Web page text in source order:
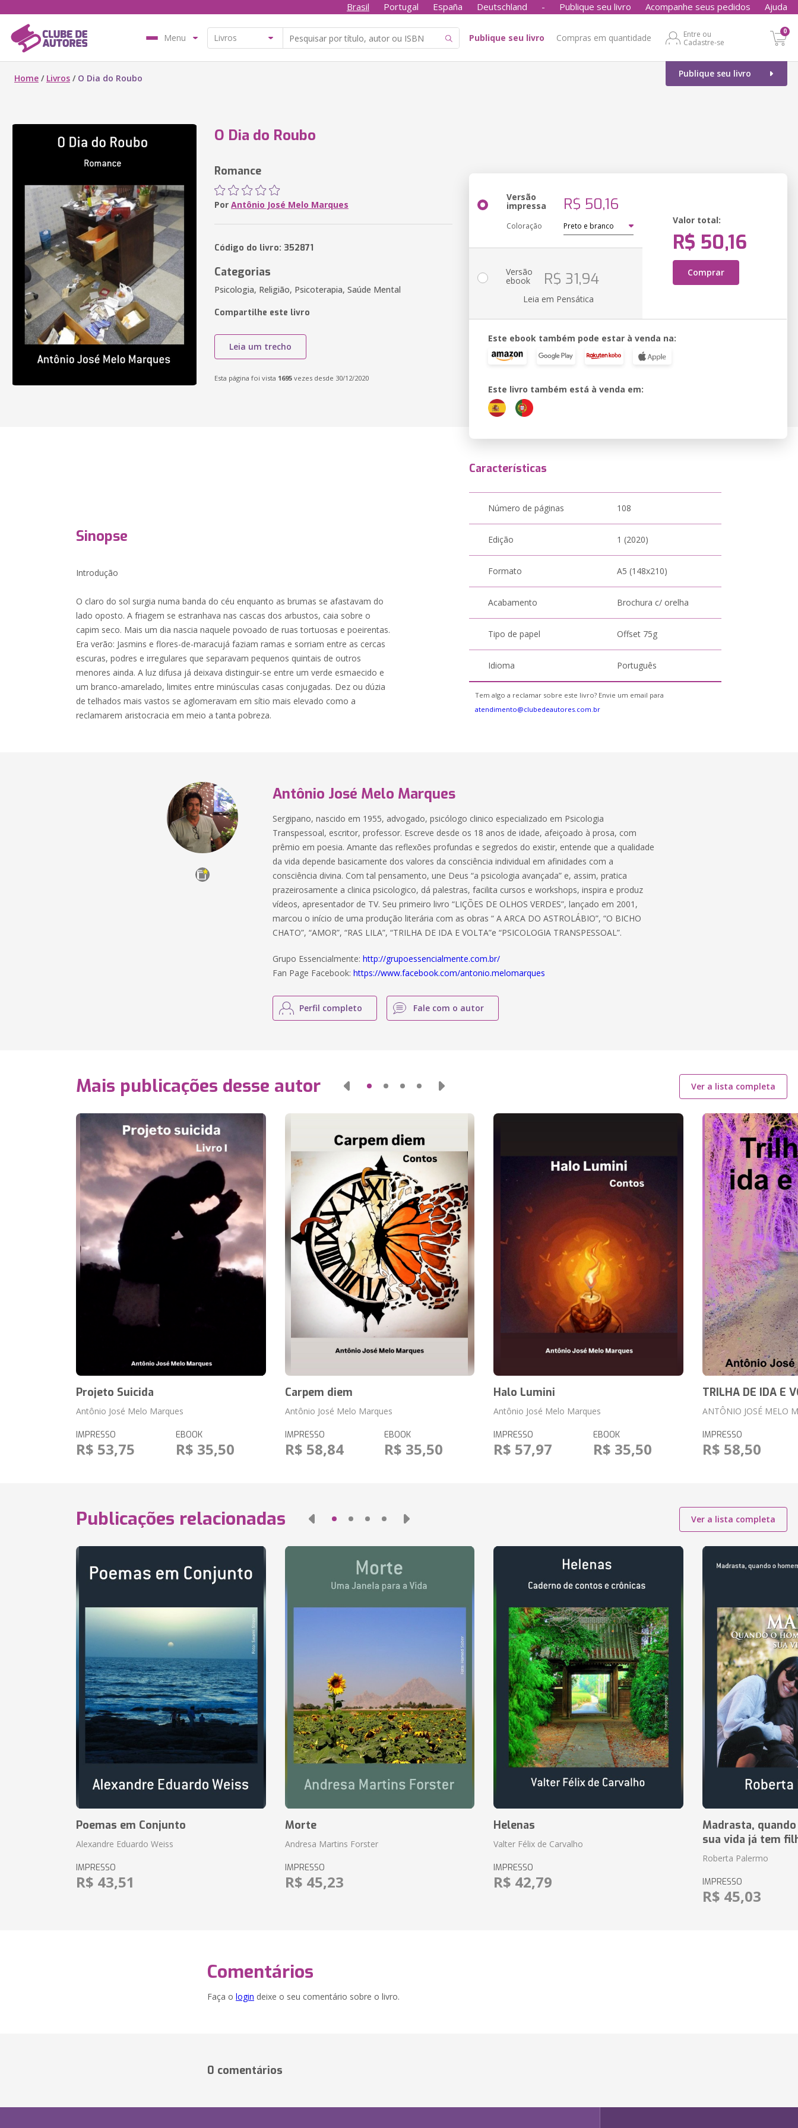
Brasil Portugal España Deutschland - Publique seu livro Acompanhe seus pedidos Ajuda
Menu Publique seu livro Compras em quantidade
Entre ou
Cadastre-se
0
Publique seu livro
Home / Livros / O Dia do Roubo
O Dia do Roubo
Romance
Por Antônio José Melo Marques
Código do livro: 352871
Categorias
Psicologia, Religião, Psicoterapia, Saúde Mental
Compartilhe este livro
Leia um trecho
Esta página foi vista 1695 vezes desde 30/12/2020
Versão
impressa R$ 50,16
Coloração
Valor total:
R$ 50,16
Comprar
Versão
ebook R$ 31,94
Leia em Pensática
Este ebook também pode estar à venda na:
Este livro também está à venda em:
Sinopse
Introdução
O claro do sol surgia numa banda do céu enquanto as brumas se afastavam do
lado oposto. A friagem se estranhava nas cascas dos arbustos, caia sobre o
capim seco. Mais um dia nascia naquele povoado de ruas tortuosas e poeirentas.
Era verão: Jasmins e flores-de-maracujá faziam ramas e sorriam entre as cercas
escuras, podres e irregulares que separavam pequenos quintais de outros
menores ainda. A luz difusa já deixava distinguir-se entre um verde esmaecido e
um branco-amarelado, limites entre minúsculas casas conjugadas. Dez ou dúzia
de telhados mais vastos se aglomeravam em sítio mais elevado como a
reclamarem aristocracia em meio a tanta pobreza.
Características
Número de páginas 108
Edição 1 (2020)
Formato A5 (148x210)
Acabamento Brochura c/ orelha
Tipo de papel Offset 75g
Idioma Português
Tem algo a reclamar sobre este livro? Envie um email para
atendimento@clubedeautores.com.br
Antônio José Melo Marques
Sergipano, nascido em 1955, advogado, psicólogo clinico especializado em Psicologia
Transpessoal, escritor, professor. Escreve desde os 18 anos de idade, afeiçoado à prosa, com
prêmio em poesia. Amante das reflexões profundas e segredos do existir, entende que a qualidade
da vida depende basicamente dos valores da consciência individual em afinidades com a
consciência divina. Com tal pensamento, une Deus “a psicologia avançada” e, assim, pratica
prazeirosamente a clinica psicologico, dá palestras, facilita cursos e workshops, inspira e produz
vídeos, apresentador de TV. Seu primeiro livro “LIÇÕES DE OLHOS VERDES”, lançado em 2001,
marcou o início de uma produção literária com as obras “ A ARCA DO ASTROLÁBIO”, “O BICHO
CHATO”, “AMOR”, “RAS LILA”, “TRILHA DE IDA E VOLTA”e “PSICOLOGIA TRANSPESSOAL”.
Grupo Essencialmente:http://grupoessencialmente.com.br/
Fan Page Facebook:https://www.facebook.com/antonio.melomarques
Perfil completo Fale com o autor
Mais publicações desse autor Ver a lista completa
Projeto Suicida
Antônio José Melo Marques
IMPRESSO
R$ 53,75
EBOOK
R$ 35,50
Carpem diem
Antônio José Melo Marques
IMPRESSO
R$ 58,84
EBOOK
R$ 35,50
Halo Lumini
Antônio José Melo Marques
IMPRESSO
R$ 57,97
EBOOK
R$ 35,50
TRILHA DE IDA E
ANTÔNIO JOSÉ MELO
IMPRESSO
R$ 58,50
Publicações relacionadas Ver a lista completa
Poemas em Conjunto
Alexandre Eduardo Weiss
IMPRESSO
R$ 43,51
Morte
Andresa Martins Forster
IMPRESSO
R$ 45,23
Helenas
Valter Félix de Carvalho
IMPRESSO
R$ 42,79
Madrasta,
sua vida já tem
Roberta Palermo
IMPRESSO
R$ 45,03
Comentários
Faça o login deixe o seu comentário sobre o livro.
0 comentários